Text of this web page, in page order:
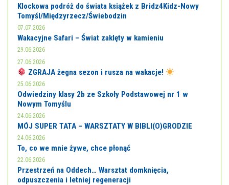
Klockowa podróż do świata książek z Bridz4Kidz-Nowy
Tomyśl/Międzyrzecz/Świebodzin
07.07.2026
Wakacyjne Safari – Świat zaklęty w kamieniu
29.06.2026
27.06.2026
ZGRAJA żegna sezon i rusza na wakacje!
25.06.2026
Odwiedziny klasy 2b ze Szkoły Podstawowej nr 1 w
Nowym Tomyślu
24.06.2026
MÓJ SUPER TATA – WARSZTATY W BIBLI(O)GRODZIE
24.06.2026
To, co we mnie żywe, chce płonąć
22.06.2026
Przestrzeń na Oddech… Warsztat domknięcia,
odpuszczenia i letniej regeneracji